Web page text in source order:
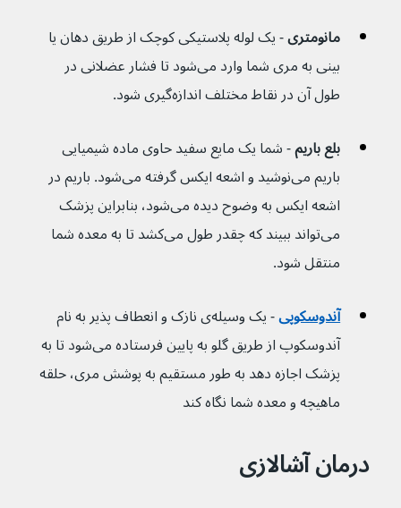
مانومتری - یک لوله پلاستیکی کوچک از طریق دهان یا
بینی به مری شما وارد می‌شود تا فشار عضلانی در
طول آن در نقاط مختلف اندازه‌گیری شود.
بلع باریم - شما یک مایع سفید حاوی ماده شیمیایی
باریم می‌نوشید و اشعه ایکس گرفته می‌شود. باریم در
اشعه ایکس به وضوح دیده می‌شود، بنابراین پزشک
می‌تواند ببیند که چقدر طول می‌کشد تا به معده شما
منتقل شود.
آندوسکوپی
- یک وسیله‌ی نازک و انعطاف پذیر به نام
آندوسکوپ از طریق گلو به پایین فرستاده می‌شود تا به
پزشک اجازه دهد به طور مستقیم به پوشش مری، حلقه
ماهیچه و معده شما نگاه کند
درمان آشالازی